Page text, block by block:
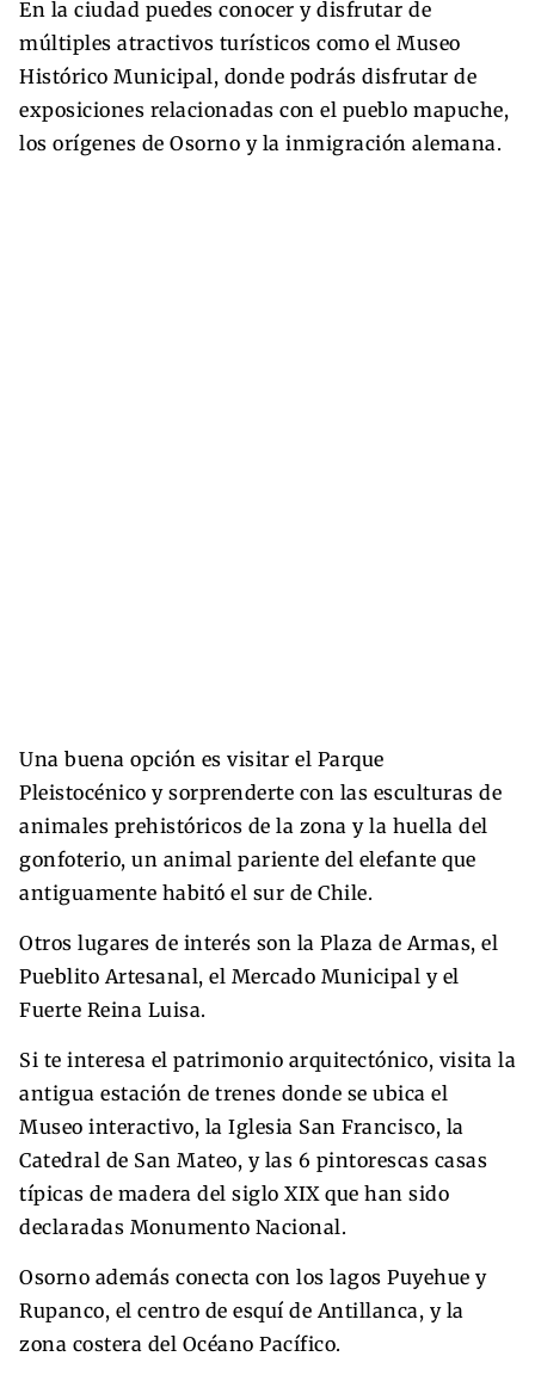
En la ciudad puedes conocer y disfrutar de
múltiples atractivos turísticos como el Museo
Histórico Municipal, donde podrás disfrutar de
exposiciones relacionadas con el pueblo mapuche,
los orígenes de Osorno y la inmigración alemana.
Una buena opción es visitar el Parque
Pleistocénico y sorprenderte con las esculturas de
animales prehistóricos de la zona y la huella del
gonfoterio, un animal pariente del elefante que
antiguamente habitó el sur de Chile.
Otros lugares de interés son la Plaza de Armas, el
Pueblito Artesanal, el Mercado Municipal y el
Fuerte Reina Luisa.
Si te interesa el patrimonio arquitectónico, visita la
antigua estación de trenes donde se ubica el
Museo interactivo, la Iglesia San Francisco, la
Catedral de San Mateo, y las 6 pintorescas casas
típicas de madera del siglo XIX que han sido
declaradas Monumento Nacional.
Osorno además conecta con los lagos Puyehue y
Rupanco, el centro de esquí de Antillanca, y la
zona costera del Océano Pacífico.